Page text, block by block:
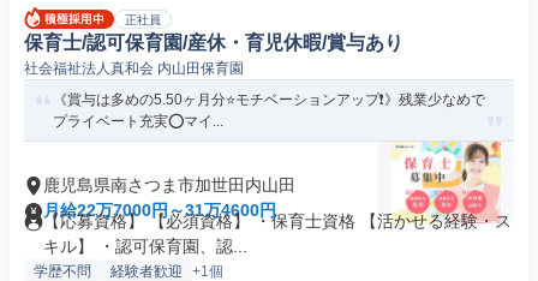
正社員
保育士/認可保育園/産休・育児休暇/賞与あり
社会福祉法人真和会 内山田保育園
《賞与は多めの5.50ヶ月分⭐モチベーションアップ❗️》残業少なめで
プライベート充実⭕マイ...
鹿児島県南さつま市加世田内山田
月給22万7000円～31万4600円
【応募資格】 【必須資格】 ・保育士資格 【活かせる経験・ス
キル】 ・認可保育園、認...
学歴不問 経験者歓迎 +1個